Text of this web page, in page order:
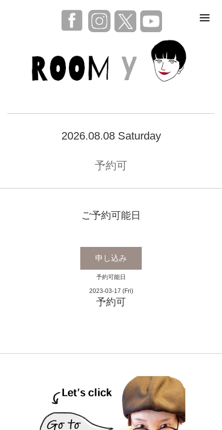
2026.08.08 Saturday
予約可
ご予約可能日
申し込み
予約可能日
2023-03-17 (Fri)
予約可